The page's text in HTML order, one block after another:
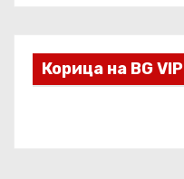
Корица на BG